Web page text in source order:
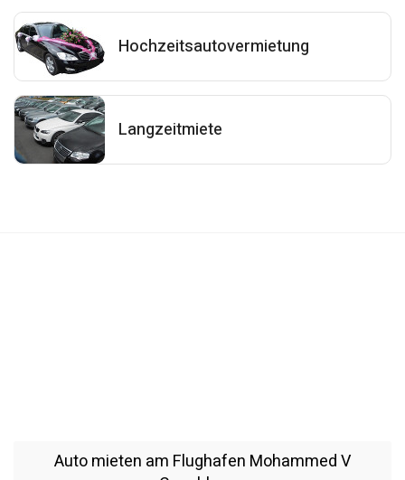
Hochzeitsautovermietung
Langzeitmiete
Auto mieten am Flughafen Mohammed V